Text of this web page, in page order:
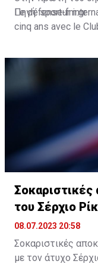
Le défenseur
cinq ans avec le
— Paris Saint-
Πηγή: sport-fm.gr
Σοκαριστικές
του Σέρχιο
08.07.2023 20:58
Σοκαριστικές
με τον άτυχο